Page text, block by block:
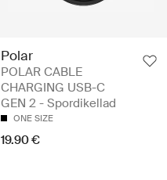
Polar
POLAR CABLE
CHARGING USB-C
GEN 2 - Spordikellad
ONE SIZE
19.90 €